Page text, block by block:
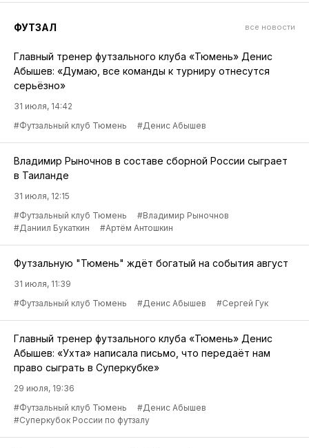
ФУТЗАЛ все новости
Главный тренер футзального клуба «Тюмень» Денис
Абышев: «Думаю, все команды к турниру отнесутся
серьёзно»
31 июля, 14:42
#Футзальный клуб Тюмень
#Денис Абышев
Владимир Рыночнов в составе сборной России сыграет
в Таиланде
31 июля, 12:15
#Футзальный клуб Тюмень
#Владимир Рыночнов
#Даниил Букаткин
#Артём Антошкин
Футзальную "Тюмень" ждёт богатый на события август
31 июля, 11:39
#Футзальный клуб Тюмень
#Денис Абышев #Сергей Гук
Главный тренер футзального клуба «Тюмень» Денис
Абышев: «Ухта» написала письмо, что передаёт нам
право сыграть в Суперкубке»
29 июля, 19:36
#Футзальный клуб Тюмень
#Денис Абышев
#Суперкубок России по футзалу